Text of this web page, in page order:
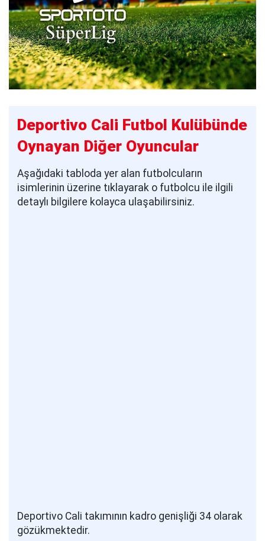
Deportivo Cali Futbol Kulübünde
Oynayan Diğer Oyuncular
Aşağıdaki tabloda yer alan futbolcuların
isimlerinin üzerine tıklayarak o futbolcu ile ilgili
detaylı bilgilere kolayca ulaşabilirsiniz.
Deportivo Cali takımının kadro genişliği 34 olarak
gözükmektedir.